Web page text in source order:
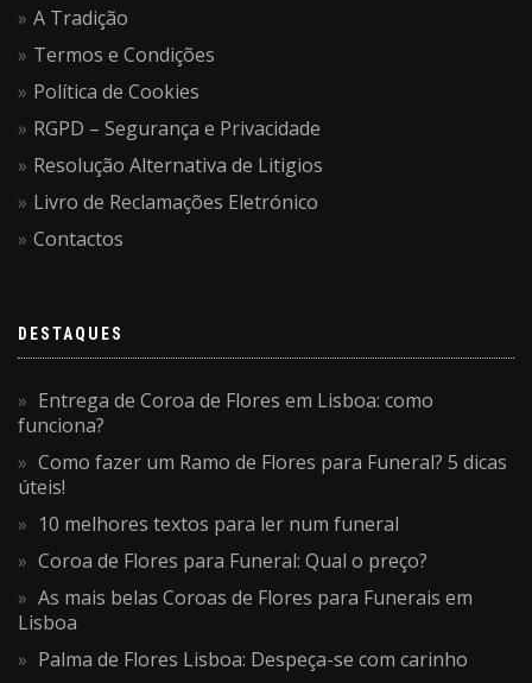
A Tradição
Termos e Condições
Política de Cookies
RGPD – Segurança e Privacidade
Resolução Alternativa de Litigios
Livro de Reclamações Eletrónico
Contactos
DESTAQUES
Entrega de Coroa de Flores em Lisboa: como
funciona?
Como fazer um Ramo de Flores para Funeral? 5 dicas
úteis!
10 melhores textos para ler num funeral
Coroa de Flores para Funeral: Qual o preço?
As mais belas Coroas de Flores para Funerais em
Lisboa
Palma de Flores Lisboa: Despeça-se com carinho